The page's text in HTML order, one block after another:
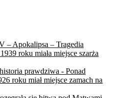
– Apokalipsa – Tragedia
roku miała miejsce szarża
prawdziwa - Ponad
roku miał miejsce zamach na